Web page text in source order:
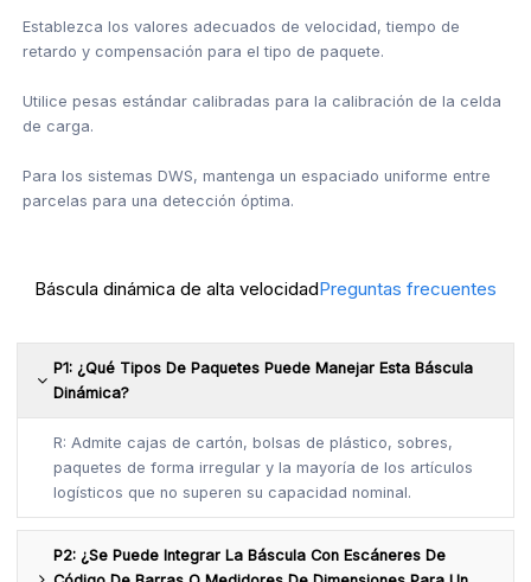
Establezca los valores adecuados de velocidad, tiempo de
retardo y compensación para el tipo de paquete.
Utilice pesas estándar calibradas para la calibración de la celda
de carga.
Para los sistemas DWS, mantenga un espaciado uniforme entre
parcelas para una detección óptima.
Báscula dinámica de alta velocidadPreguntas frecuentes
P1: ¿Qué Tipos De Paquetes Puede Manejar Esta Báscula
Dinámica?
R: Admite cajas de cartón, bolsas de plástico, sobres,
paquetes de forma irregular y la mayoría de los artículos
logísticos que no superen su capacidad nominal.
P2: ¿Se Puede Integrar La Báscula Con Escáneres De